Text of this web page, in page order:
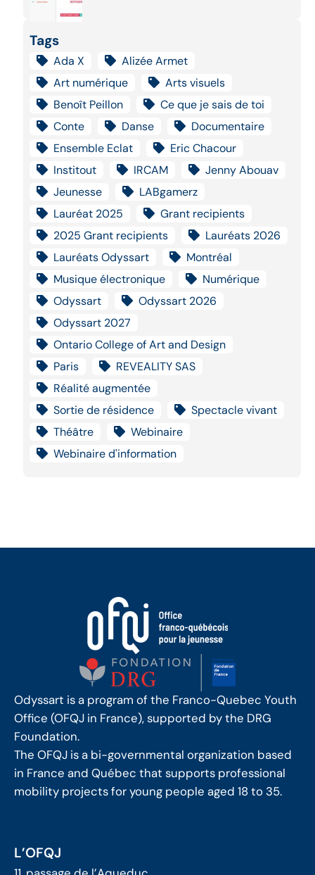
Tags
Ada X
Alizée Armet
Art numérique
Arts visuels
Benoît Peillon
Ce que je sais de toi
Conte
Danse
Documentaire
Ensemble Eclat
Eric Chacour
Institout
IRCAM
Jenny Abouav
Jeunesse
LABgamerz
Lauréat 2025
Grant recipients
2025 Grant recipients
Lauréats 2026
Lauréats Odyssart
Montréal
Musique électronique
Numérique
Odyssart
Odyssart 2026
Odyssart 2027
Ontario College of Art and Design
Paris
REVEALITY SAS
Réalité augmentée
Sortie de résidence
Spectacle vivant
Théâtre
Webinaire
Webinaire d'information
Odyssart is a program of the Franco-Quebec Youth
Office (OFQJ in France), supported by the DRG
Foundation.
The OFQJ is a bi-governmental organization based
in France and Québec that supports professional
mobility projects for young people aged 18 to 35.
L’OFQJ